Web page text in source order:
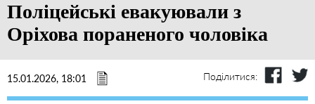
Поліцейські евакуювали з
Оріхова пораненого чоловіка
15.01.2026, 18:01 Поділитися: